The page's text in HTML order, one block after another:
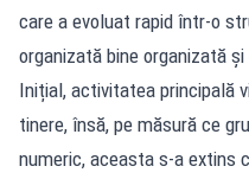
care a evoluat rapid într-o
organizată bine organizată
Inițial, activitatea principală
tinere, însă, pe măsură ce
numeric, aceasta s-a extins